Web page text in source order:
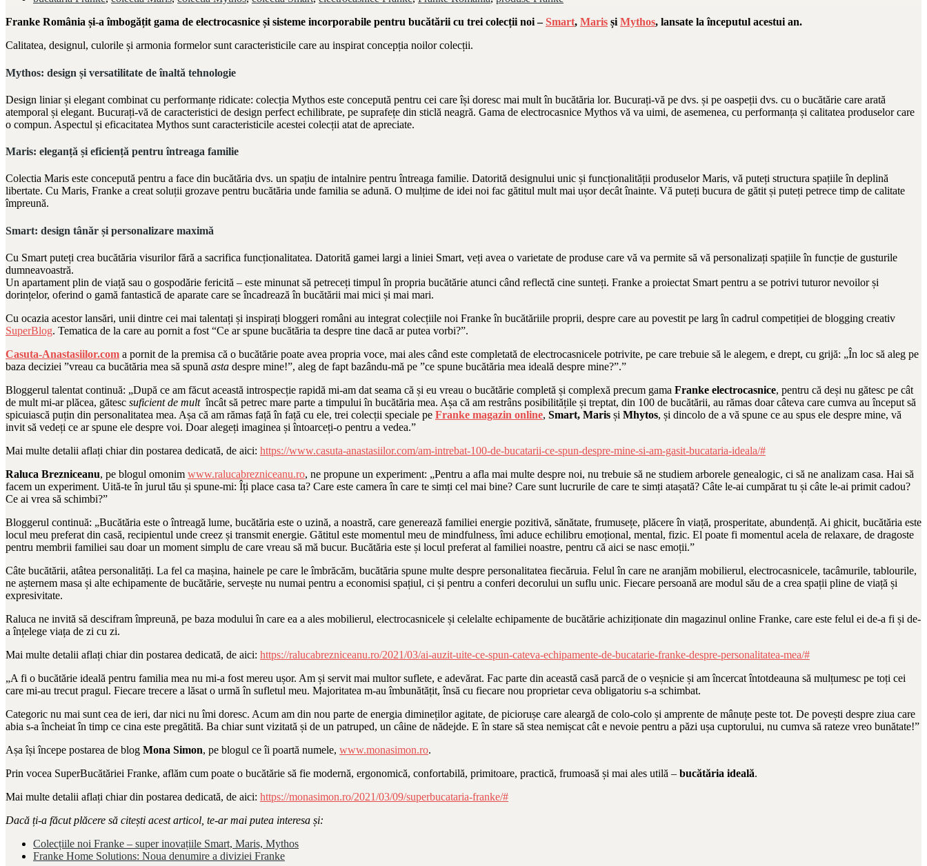
Franke România și-a îmbogățit gama de electrocasnice și sisteme incorporabile pentru bucătării cu trei colecții noi –Smart, Maris și Mythos, lansate la începutul acestui an.
Calitatea, designul, culorile și armonia formelor sunt caracteristicile care au inspirat concepția noilor colecții.
Mythos: design și versatilitate de înaltă tehnologie
Design liniar și elegant combinat cu performanțe ridicate: colecția Mythos este concepută pentru cei care își doresc mai mult în bucătăria lor. Bucurați-vă pe dvs. și pe oaspeții dvs. cu o bucătărie care arată
atemporal și elegant. Bucurați-vă de caracteristici de design perfect echilibrate, pe suprafețe din sticlă neagră. Gama de electrocasnice Mythos vă va uimi, de asemenea, cu performanța și calitatea produselor care
o compun. Aspectul și eficacitatea Mythos sunt caracteristicile acestei colecții atat de apreciate.
Maris: eleganță și eficiență pentru întreaga familie
Colectia Maris este concepută pentru a face din bucătăria dvs. un spațiu de intalnire pentru întreaga familie. Datorită designului unic și funcționalității produselor Maris, vă puteți structura spațiile în deplină
libertate. Cu Maris, Franke a creat soluții grozave pentru bucătăria unde familia se adună. O mulțime de idei noi fac gătitul mult mai ușor decât înainte. Vă puteți bucura de gătit și puteți petrece timp de calitate
împreună.
Smart: design tânăr și personalizare maximă
Cu Smart puteți crea bucătăria visurilor fără a sacrifica funcționalitatea. Datorită gamei largi a liniei Smart, veți avea o varietate de produse care vă va permite să vă personalizați spațiile în funcție de gusturile
dumneavoastră.
Un apartament plin de viață sau o gospodărie fericită – este minunat să petreceți timpul în propria bucătărie atunci când reflectă cine sunteți. Franke a proiectat Smart pentru a se potrivi tuturor nevoilor și
dorințelor, oferind o gamă fantastică de aparate care se încadrează în bucătării mai mici și mai mari.
Cu ocazia acestor lansări, unii dintre cei mai talentați și inspirați bloggeri români au integrat colecțiile noi Franke în bucătăriile proprii, despre care au povestit pe larg în cadrul competiției de blogging creativ
SuperBlog. Tematica de la care au pornit a fost “Ce ar spune bucătăria ta despre tine dacă ar putea vorbi?”.
Casuta-Anastasiilor.com a pornit de la premisa că o bucătărie poate avea propria voce, mai ales când este completată de electrocasnicele potrivite, pe care trebuie să le alegem, e drept, cu grijă: „În loc să aleg pe
baza deciziei ”vreau ca bucătăria mea să spună asta despre mine!”, aleg de fapt bazându-mă pe ”ce spune bucătăria mea ideală despre mine?”.”
Bloggerul talentat continuă: „După ce am făcut această introspecție rapidă mi-am dat seama că și eu vreau o bucătărie completă și complexă precum gama Franke electrocasnice, pentru că deși nu gătesc pe cât
de mult mi-ar plăcea, gătesc suficient de multîncât să petrec mare parte a timpului în bucătăria mea. Așa că am restrâns posibilitățile și treptat, din 100 de bucătării, au rămas doar câteva care cumva au început să
spicuiască puțin din personalitatea mea. Așa că am rămas față în față cu ele, trei colecții speciale pe Franke magazin online, Smart, Maris și Mhytos, și dincolo de a vă spune ce au spus ele despre mine, vă
invit să vedeți ce ar spune ele despre voi. Doar alegeți imaginea și întoarceți-o pentru a vedea.”
Mai multe detalii aflați chiar din postarea dedicată, de aici: https://www.casuta-anastasiilor.com/am-intrebat-100-de-bucatarii-ce-spun-despre-mine-si-am-gasit-bucataria-ideala/#
Raluca Brezniceanu, pe blogul omonim www.ralucabrezniceanu.ro, ne propune un experiment: „Pentru a afla mai multe despre noi, nu trebuie să ne studiem arborele genealogic, ci să ne analizam casa. Hai să
facem un experiment. Uită-te în jurul tău și spune-mi: Îți place casa ta? Care este camera în care te simți cel mai bine? Care sunt lucrurile de care te simți atașată? Câte le-ai cumpărat tu și câte le-ai primit cadou?
Ce ai vrea să schimbi?”
Bloggerul continuă: „Bucătăria este o întreagă lume, bucătăria este o uzină, a noastră, care generează familiei energie pozitivă, sănătate, frumusețe, plăcere în viață, prosperitate, abundență. Ai ghicit, bucătăria este
locul meu preferat din casă, recipientul unde creez și transmit energie. Gătitul este momentul meu de mindfulness, îmi aduce echilibru emoțional, mental, fizic. El poate fi momentul acela de relaxare, de dragoste
pentru membrii familiei sau doar un moment simplu de care vreau să mă bucur. Bucătăria este și locul preferat al familiei noastre, pentru că aici se nasc emoții.”
Câte bucătării, atâtea personalități. La fel ca mașina, hainele pe care le îmbrăcăm, bucătăria spune multe despre personalitatea fiecăruia. Felul în care ne aranjăm mobilierul, electrocasnicele, tacâmurile, tablourile,
ne așternem masa și alte echipamente de bucătărie, servește nu numai pentru a economisi spațiul, ci și pentru a conferi decorului un suflu unic. Fiecare persoană are modul său de a crea spații pline de viață și
expresivitate.
Raluca ne invită să descifram împreună, pe baza modului în care ea a ales mobilierul, electrocasnicele și celelalte echipamente de bucătărie achiziționate din magazinul online Franke, care este felul ei de-a fi și de-
a înțelege viața de zi cu zi.
Mai multe detalii aflați chiar din postarea dedicată, de aici: https://ralucabrezniceanu.ro/2021/03/ai-auzit-uite-ce-spun-cateva-echipamente-de-bucatarie-franke-despre-personalitatea-mea/#
„A fi o bucătărie ideală pentru familia mea nu mi-a fost mereu ușor. Am și servit mai multor suflete, e adevărat. Fac parte din această casă parcă de o veșnicie și am încercat întotdeauna să mulțumesc pe toți cei
care mi-au trecut pragul. Fiecare trecere a lăsat o urmă în sufletul meu. Majoritatea m-au îmbunătățit, însă cu fiecare nou proprietar ceva obligatoriu s-a schimbat.
Categoric nu mai sunt cea de ieri, dar nici nu îmi doresc. Acum am din nou parte de energia dimineților agitate, de piciorușe care aleargă de colo-colo și amprente de mânuțe peste tot. De povești despre ziua care
abia s-a încheiat în timp ce cina este pregătită. Ba chiar sunt vizitată și de un patruped, un câine de nădejde. E în stare să stea nemișcat cât e nevoie pentru a păzi ușa cuptorului, nu cumva să rateze vreo bunătate!”
Așa își începe postarea de blog Mona Simon, pe blogul ce îi poartă numele, www.monasimon.ro.
Prin vocea SuperBucătăriei Franke, aflăm cum poate o bucătărie să fie modernă, ergonomică, confortabilă, primitoare, practică, frumoasă și mai ales utilă – bucătăria ideală.
Mai multe detalii aflați chiar din postarea dedicată, de aici: https://monasimon.ro/2021/03/09/superbucataria-franke/#
Dacă ți-a făcut plăcere să citești acest articol, te-ar mai putea interesa și:
Colecțiile noi Franke – super inovațiile Smart, Maris, Mythos
Franke Home Solutions: Noua denumire a diviziei Franke